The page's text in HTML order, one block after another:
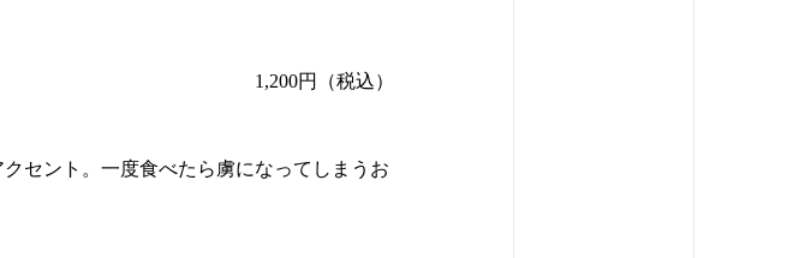
1,200円（税込）
セント。一度食べたら虜になってしまうお